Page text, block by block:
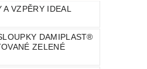
A VZPĚRY IDEAL
DAMIPLAST®
ZELENÉ